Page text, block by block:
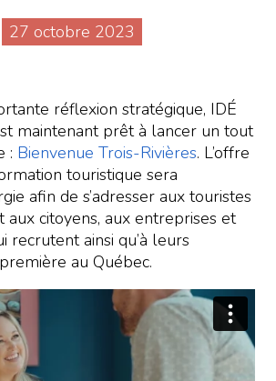
27 octobre 2023
réflexion stratégique, IDÉ
maintenant prêt à lancer un tout
: Bienvenue Trois-Rivières. L’offre
touristique sera
afin de s’adresser aux touristes
aux citoyens, aux entreprises et
recrutent ainsi qu’à leurs
au Québec.